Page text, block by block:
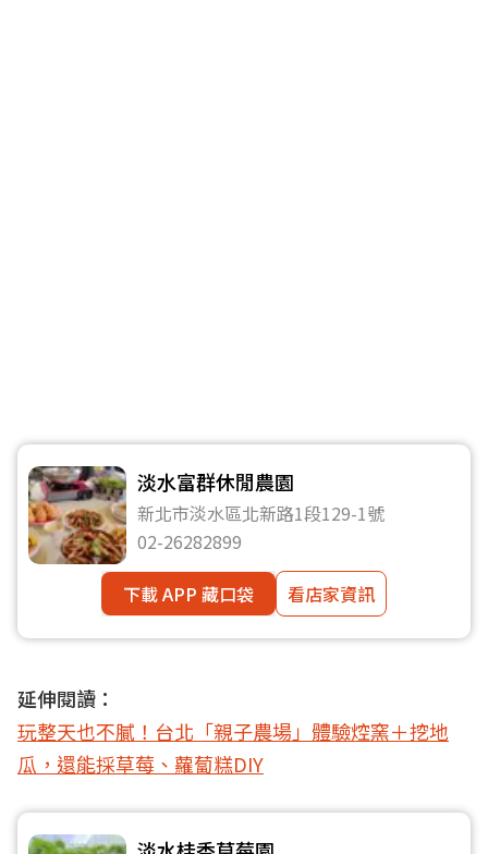
淡水富群休閒農園
新北市淡水區北新路1段129-1號
02-26282899
下載 APP 藏口袋
看店家資訊
延伸閱讀：
玩整天也不膩！台北「親子農場」體驗焢窯＋挖地
瓜，還能採草莓、蘿蔔糕DIY